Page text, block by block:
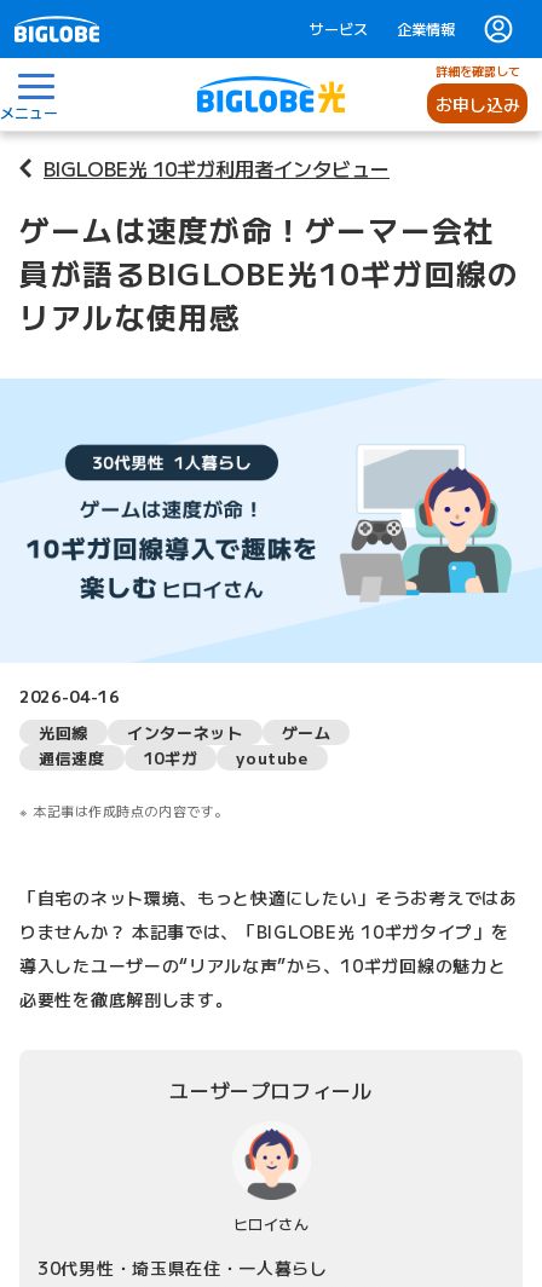
サービス 企業情報
メニュー
詳細を確認して
お申し込み
BIGLOBE光 10ギガ利用者インタビュー
ゲームは速度が命！ゲーマー会社
員が語るBIGLOBE光10ギガ回線の
リアルな使用感
2026-04-16
光回線
インターネット
ゲーム
通信速度
10ギガ youtube
本記事は作成時点の内容です。
「自宅のネット環境、もっと快適にしたい」そうお考えではあ
りませんか？ 本記事では、「BIGLOBE光 10ギガタイプ」を
導入したユーザーの“リアルな声”から、10ギガ回線の魅力と
必要性を徹底解剖します。
ユーザープロフィール
ヒロイさん
30代男性・埼玉県在住・一人暮らし